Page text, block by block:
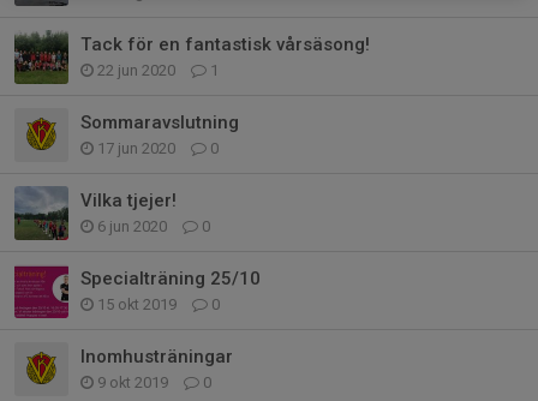
Tack för en fantastisk vårsäsong!
22 jun 2020 1
Sommaravslutning
17 jun 2020 0
Vilka tjejer!
6 jun 2020 0
Specialträning 25/10
15 okt 2019 0
Inomhusträningar
9 okt 2019 0